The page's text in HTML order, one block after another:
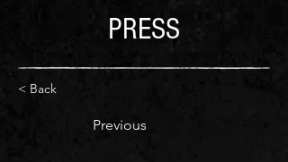
PRESS
< Back
Previous